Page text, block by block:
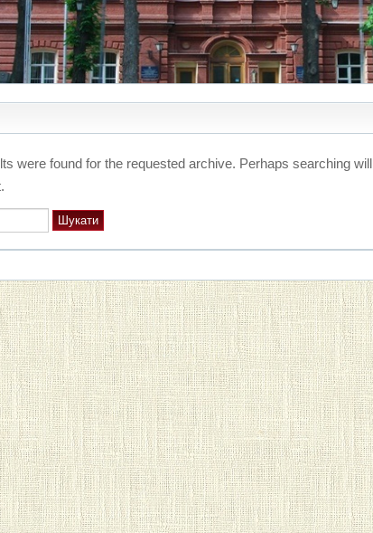
were found for the requested archive. Perhaps searching will